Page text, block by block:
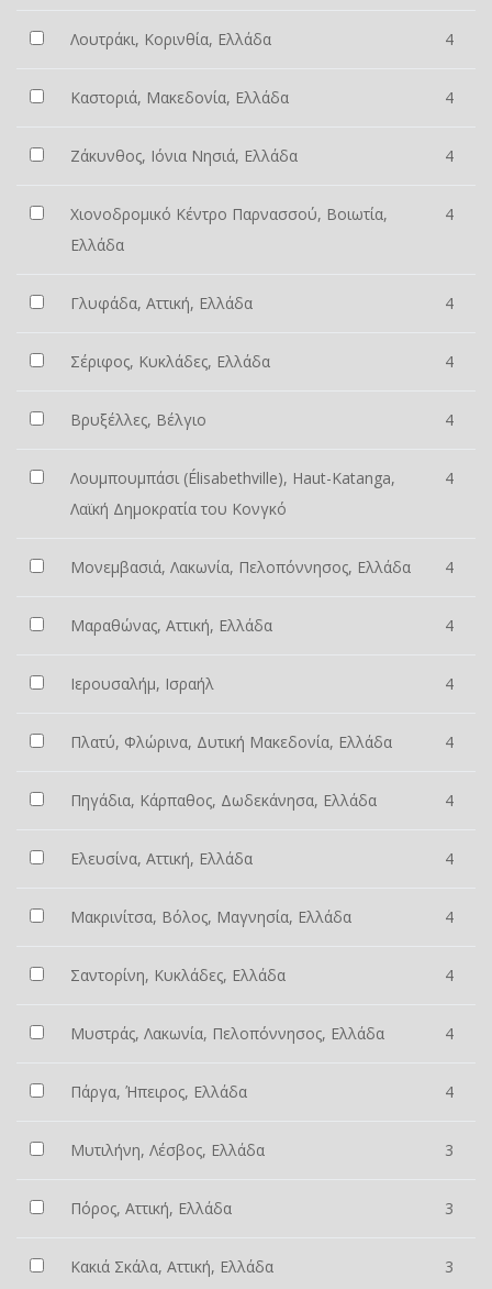
Λουτράκι, Κορινθία, Ελλάδα 4
Καστοριά, Μακεδονία, Ελλάδα 4
Ζάκυνθος, Ιόνια Νησιά, Ελλάδα 4
Χιονοδρομικό Κέντρο Παρνασσού, Βοιωτία,
Ελλάδα
4
Γλυφάδα, Αττική, Ελλάδα 4
Σέριφος, Κυκλάδες, Ελλάδα 4
Βρυξέλλες, Βέλγιο 4
Λουμπουμπάσι (Élisabethville), Haut-Katanga,
Λαϊκή Δημοκρατία του Κονγκό
4
Μονεμβασιά, Λακωνία, Πελοπόννησος, Ελλάδα 4
Μαραθώνας, Αττική, Ελλάδα 4
Ιερουσαλήμ, Ισραήλ 4
Πλατύ, Φλώρινα, Δυτική Μακεδονία, Ελλάδα 4
Πηγάδια, Κάρπαθος, Δωδεκάνησα, Ελλάδα 4
Ελευσίνα, Αττική, Ελλάδα 4
Μακρινίτσα, Βόλος, Μαγνησία, Ελλάδα 4
Σαντορίνη, Κυκλάδες, Ελλάδα 4
Μυστράς, Λακωνία, Πελοπόννησος, Ελλάδα 4
Πάργα, Ήπειρος, Ελλάδα 4
Μυτιλήνη, Λέσβος, Ελλάδα 3
Πόρος, Αττική, Ελλάδα 3
Κακιά Σκάλα, Αττική, Ελλάδα 3